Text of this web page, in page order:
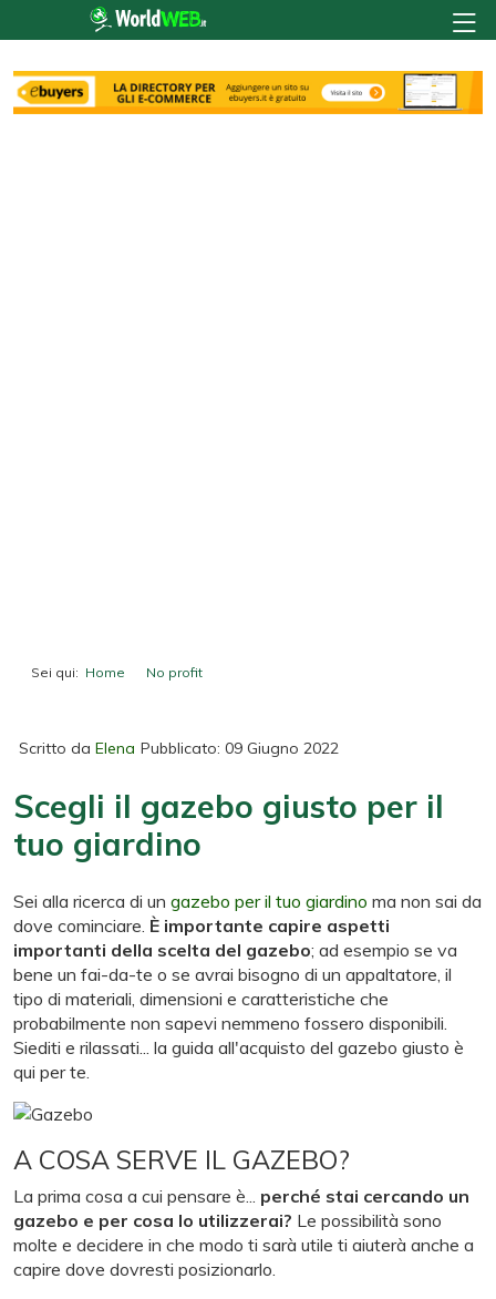
Sei qui: Home
No profit
Scritto da Elena Pubblicato: 09 Giugno 2022
Scegli il gazebo giusto per il
tuo giardino
Sei alla ricerca di un gazebo per il tuo giardino ma non sai da
dove cominciare. È importante capire aspetti
importanti della scelta del gazebo; ad esempio se va
bene un fai-da-te o se avrai bisogno di un appaltatore, il
tipo di materiali, dimensioni e caratteristiche che
probabilmente non sapevi nemmeno fossero disponibili.
Siediti e rilassati... la guida all'acquisto del gazebo giusto è
qui per te.
A COSA SERVE IL GAZEBO?
La prima cosa a cui pensare è... perché stai cercando un
gazebo e per cosa lo utilizzerai? Le possibilità sono
molte e decidere in che modo ti sarà utile ti aiuterà anche a
capire dove dovresti posizionarlo.